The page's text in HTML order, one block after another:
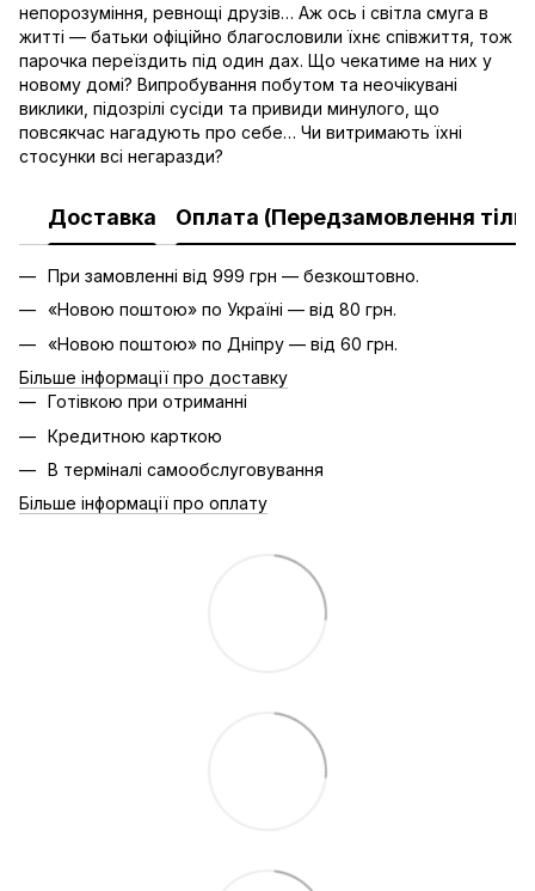
непорозуміння, ревнощі друзів… Аж ось і світла смуга в
житті — батьки офіційно благословили їхнє співжиття, тож
парочка переїздить під один дах. Що чекатиме на них у
новому домі? Випробування побутом та неочікувані
виклики, підозрілі сусіди та привиди минулого, що
повсякчас нагадують про себе… Чи витримають їхні
стосунки всі негаразди?
Доставка Оплата (Передзамовлення
При замовленні від 999 грн — безкоштовно.
«Новою поштою» по Україні — від 80 грн.
«Новою поштою» по Дніпру — від 60 грн.
Більше інформації про доставку
Готівкою при отриманні
Кредитною карткою
В терміналі самообслуговування
Більше інформації про оплату